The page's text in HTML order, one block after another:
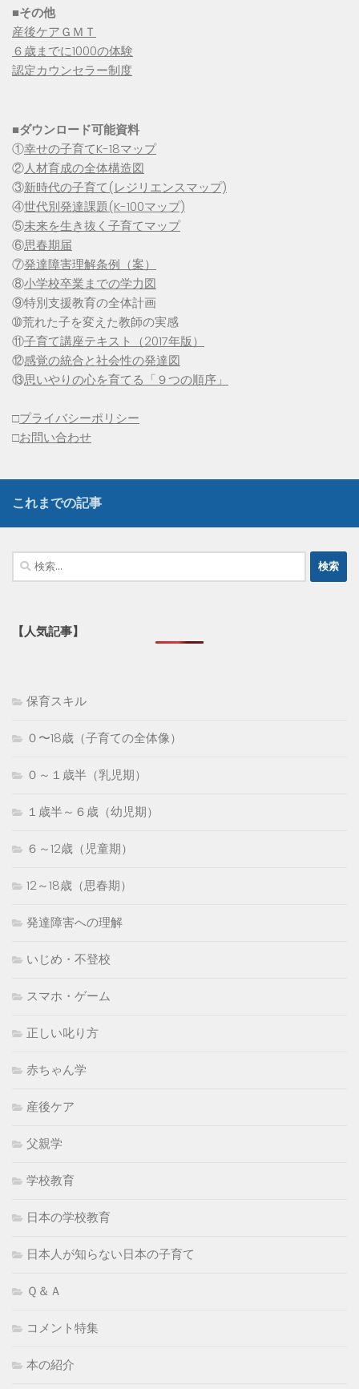
■その他
産後ケアＧＭＴ
６歳までに1000の体験
認定カウンセラー制度
■ダウンロード可能資料
①幸せの子育てK-18マップ
②人材育成の全体構造図
③新時代の子育て(レジリエンスマップ)
④世代別発達課題(K-100マップ)
⑤未来を生き抜く子育てマップ
⑥思春期届
⑦発達障害理解条例（案）
⑧小学校卒業までの学力図
⑨特別支援教育の全体計画
➉荒れた子を変えた教師の実感
⑪子育て講座テキスト（2017年版）
⑫感覚の統合と社会性の発達図
⑬思いやりの心を育てる「９つの順序」
□プライバシーポリシー
□お問い合わせ
これまでの記事
検
索:
【人気記事】
保育スキル
０〜18歳（子育ての全体像）
０～１歳半（乳児期）
１歳半～６歳（幼児期）
６～12歳（児童期）
12～18歳（思春期）
発達障害への理解
いじめ・不登校
スマホ・ゲーム
正しい叱り方
赤ちゃん学
産後ケア
父親学
学校教育
日本の学校教育
日本人が知らない日本の子育て
Ｑ＆Ａ
コメント特集
本の紹介